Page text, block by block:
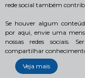
rede social também
Se houver algum
por aqui, envie uma
nossas redes sociais.
compartilhar
Veja mais